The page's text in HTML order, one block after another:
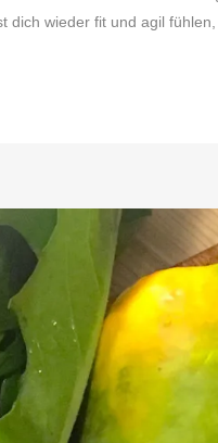
dich wieder fit und agil